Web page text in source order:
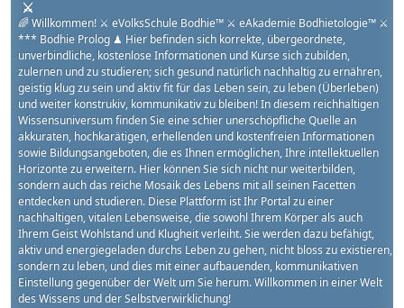
⚔
🌈 Willkommen! ⚔ eVolksSchule Bodhie™ ⚔ eAkademie Bodhietologie™ ⚔
*** Bodhie Prolog ♟ Hier befinden sich korrekte, übergeordnete,
unverbindliche, kostenlose Informationen und Kurse sich zubilden,
zulernen und zu studieren; sich gesund natürlich nachhaltig zu ernähren,
geistig klug zu sein und aktiv fit für das Leben sein, zu leben (Überleben)
und weiter konstrukiv, kommunikativ zu bleiben! In diesem reichhaltigen
Wissensuniversum finden Sie eine schier unerschöpfliche Quelle an
akkuraten, hochkarätigen, erhellenden und kostenfreien Informationen
sowie Bildungsangeboten, die es Ihnen ermöglichen, Ihre intellektuellen
Horizonte zu erweitern. Hier können Sie sich nicht nur weiterbilden,
sondern auch das reiche Mosaik des Lebens mit all seinen Facetten
entdecken und studieren. Diese Plattform ist Ihr Portal zu einer
nachhaltigen, vitalen Lebensweise, die sowohl Ihrem Körper als auch
Ihrem Geist Wohlstand und Klugheit verleiht. Sie werden dazu befähigt,
aktiv und energiegeladen durchs Leben zu gehen, nicht bloss zu existieren,
sondern zu leben, und dies mit einer aufbauenden, kommunikativen
Einstellung gegenüber der Welt um Sie herum. Willkommen in einer Welt
des Wissens und der Selbstverwirklichung!